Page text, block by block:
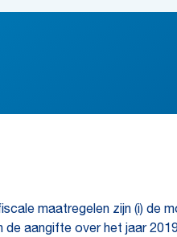
maatregelen zijn (i) de
aangifte over het jaar